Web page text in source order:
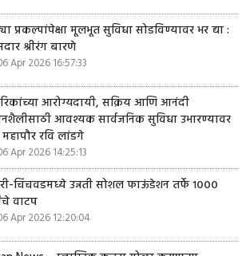
प्रकल्पांपेक्षा मूलभूत सुविधा सोडविण्यावर भर द्या :
श्रीरंग बारणे
Apr 2026 16:57:33
आरोग्यदायी, सक्रिय आणि आनंदी
आवश्यक सार्वजनिक सुविधा उभारण्यावर
रवि लांडगे
Apr 2026 14:25:13
चिंचवडमध्ये उन्नती सोशल फाऊंडेशन तर्फे १०००
वाटप
Apr 2026 12:20:04